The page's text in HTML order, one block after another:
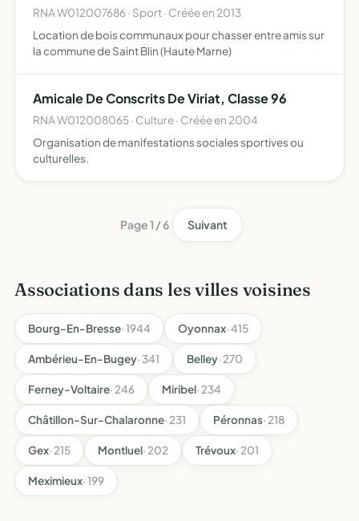
RNA W012007686 · Sport · Créée en 2013
Location de bois communaux pour chasser entre amis sur
la commune de Saint Blin (Haute Marne)
Amicale De Conscrits De Viriat, Classe 96
RNA W012008065 · Culture · Créée en 2004
Organisation de manifestations sociales sportives ou
culturelles.
Page 1 / 6 Suivant
Associations dans les villes voisines
Bourg-En-Bresse· 1944 Oyonnax· 415
Ambérieu-En-Bugey· 341 Belley· 270
Ferney-Voltaire· 246 Miribel· 234
Châtillon-Sur-Chalaronne· 231 Péronnas· 218
Gex· 215 Montluel· 202 Trévoux· 201
Meximieux· 199